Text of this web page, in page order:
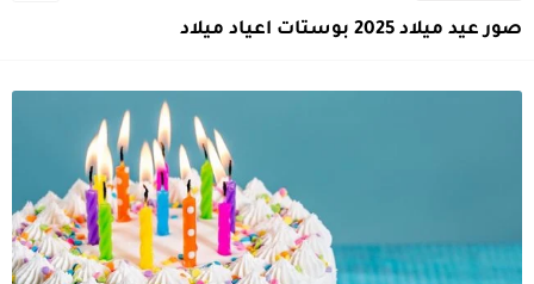
صور عيد ميلاد 2025 بوستات اعياد ميلاد